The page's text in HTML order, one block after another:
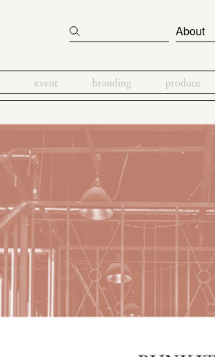
About
event branding produce